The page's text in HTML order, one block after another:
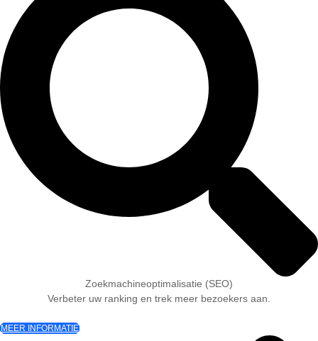
Zoekmachineoptimalisatie (SEO)
Verbeter uw ranking en trek meer bezoekers aan.
MEER INFORMATIE